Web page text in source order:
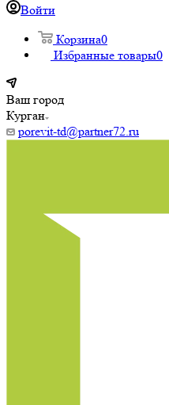
Войти
Корзина0
Избранные товары0
Ваш город
Курган
porevit-td@partner72.ru